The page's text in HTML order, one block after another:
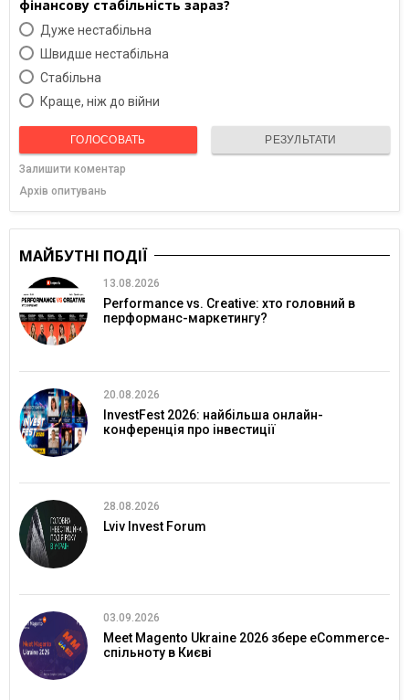
фінансову стабільність зараз?
Дуже нестабільна
Швидше нестабільна
Cтабільна
Краще, ніж до війни
ГОЛОСОВАТЬ РЕЗУЛЬТАТИ
Залишити коментар
Архів опитувань
МАЙБУТНІ ПОДІЇ
13.08.2026
Performance vs. Creative: хто головний в
перформанс-маркетингу?
20.08.2026
InvestFest 2026: найбільша онлайн-
конференція про інвестиції
28.08.2026
Lviv Invest Forum
03.09.2026
Meet Magento Ukraine 2026 збере eCommerce-
спільноту в Києві